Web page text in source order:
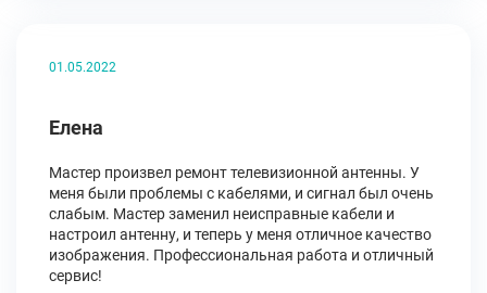
01.05.2022
Елена
Мастер произвел ремонт телевизионной антенны. У
меня были проблемы с кабелями, и сигнал был очень
слабым. Мастер заменил неисправные кабели и
настроил антенну, и теперь у меня отличное качество
изображения. Профессиональная работа и отличный
сервис!